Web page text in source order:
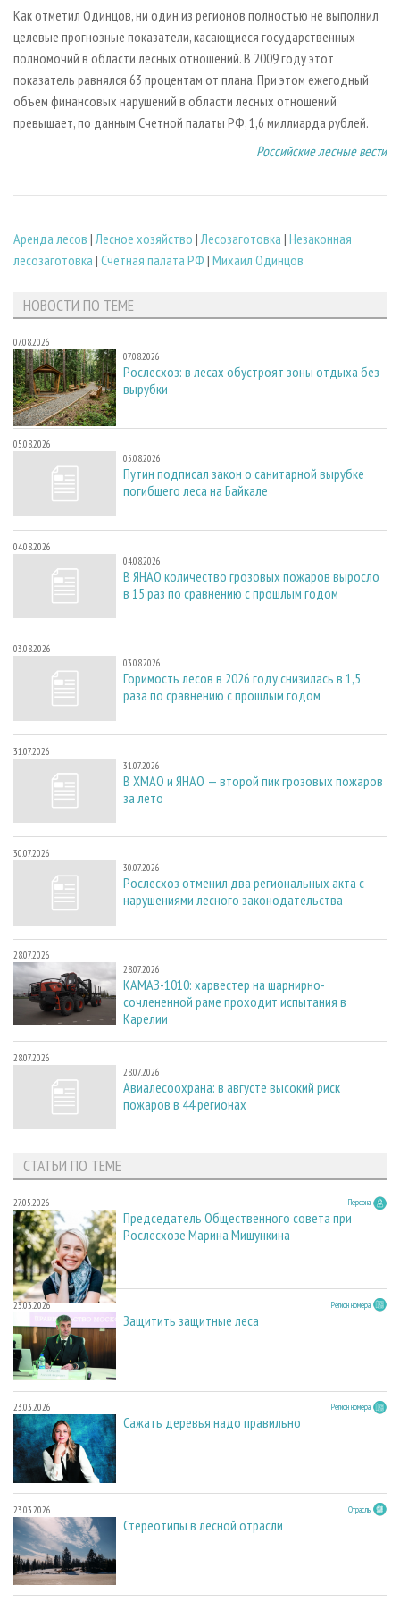
Как отметил Одинцов, ни один из регионов полностью не выполнил
целевые прогнозные показатели, касающиеся государственных
полномочий в области лесных отношений. В 2009 году этот
показатель равнялся 63 процентам от плана. При этом ежегодный
объем финансовых нарушений в области лесных отношений
превышает, по данным Счетной палаты РФ, 1,6 миллиарда рублей.
Российские лесные вести
Аренда лесов |Лесное хозяйство |Лесозаготовка | Незаконная
лесозаготовка | Счетная палата РФ | Михаил Одинцов
НОВОСТИ ПО ТЕМЕ
07.08.2026
07.08.2026
Рослесхоз: в лесах обустроят зоны отдыха без
вырубки
05.08.2026
05.08.2026
Путин подписал закон о санитарной вырубке
погибшего леса на Байкале
04.08.2026
04.08.2026
В ЯНАО количество грозовых пожаров выросло
в 15 раз по сравнению с прошлым годом
03.08.2026
03.08.2026
Горимость лесов в 2026 году снизилась в 1,5
раза по сравнению с прошлым годом
31.07.2026
31.07.2026
В ХМАО и ЯНАО — второй пик грозовых пожаров
за лето
30.07.2026
30.07.2026
Рослесхоз отменил два региональных акта с
нарушениями лесного законодательства
28.07.2026
28.07.2026
КАМАЗ-1010: харвестер на шарнирно-
сочлененной раме проходит испытания в
Карелии
28.07.2026
28.07.2026
Авиалесоохрана: в августе высокий риск
пожаров в 44 регионах
СТАТЬИ ПО ТЕМЕ
27.05.2026 Персона
Председатель Общественного совета при
Рослесхозе Марина Мишункина
23.03.2026 Регион номера
Защитить защитные леса
23.03.2026 Регион номера
Сажать деревья надо правильно
23.03.2026 Отрасль
Стереотипы в лесной отрасли